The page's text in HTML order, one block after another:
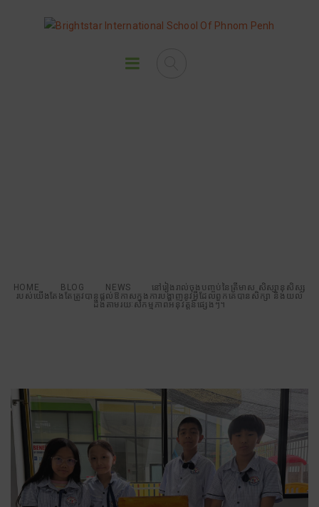
HOME BLOG NEWS
នៅរៀងរាល់ចុងបញ្ចប់នៃត្រីមាស សិស្សានុសិស្ស
របស់យើងតែងតែត្រូវបានផ្តល់ឱកាសក្នុងការបង្ហាញនូវអ្វីដែលពួកគេបានសិក្សា និងយល់
ដឹងតាមរយៈសកម្មភាពអនុវត្តន៍ផ្សេងៗ។